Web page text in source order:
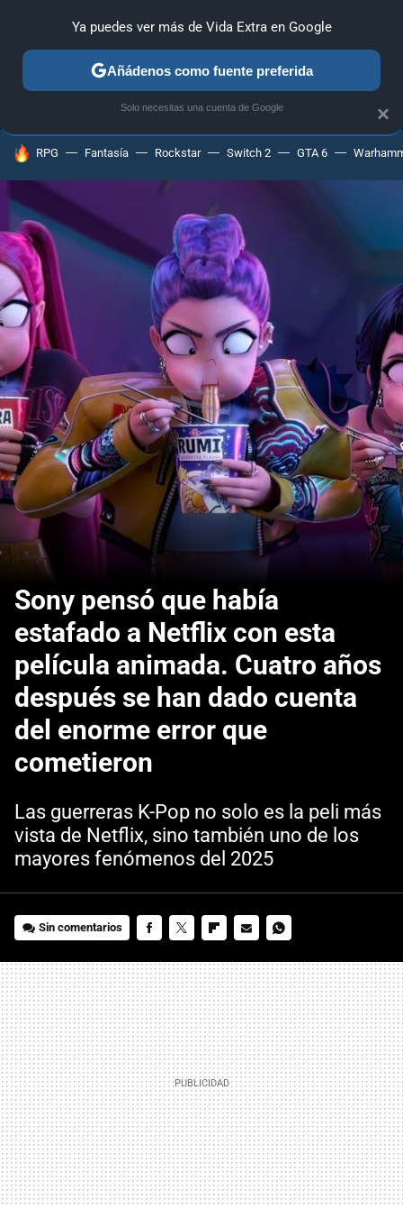
ANÁLISIS GUÍAS Y TRUCOS PC SONY NINTENDO
HOY SE HABLA DE
RPG Fantasía Rockstar Switch 2 GTA 6
Sony pensó que había
estafado a Netflix con esta
película animada. Cuatro años
después se han dado cuenta
del enorme error que
cometieron
Las guerreras K-Pop no solo es la peli más
vista de Netflix, sino también uno de los
mayores fenómenos del 2025
Sin comentarios
MAIL
×
Ya puedes ver más de Vida Extra en Google
Añádenos como fuente preferida
Solo necesitas una cuenta de Google